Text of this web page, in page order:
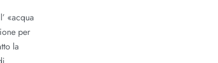
«acqua
per
la